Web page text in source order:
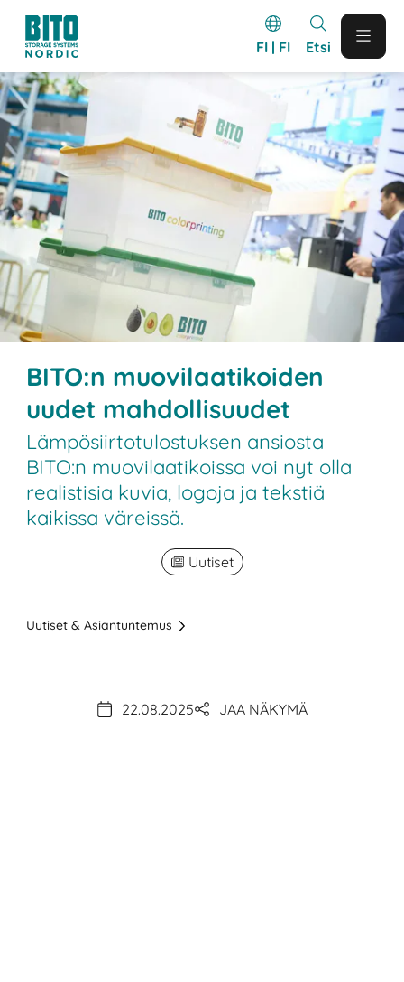
FI | FI Etsi
BITO:n muovilaatikoiden
uudet mahdollisuudet
Lämpösiirtotulostuksen ansiosta
BITO:n muovilaatikoissa voi nyt olla
realistisia kuvia, logoja ja tekstiä
kaikissa väreissä.
Uutiset
Uutiset & Asiantuntemus
22.08.2025 JAA NÄKYMÄ